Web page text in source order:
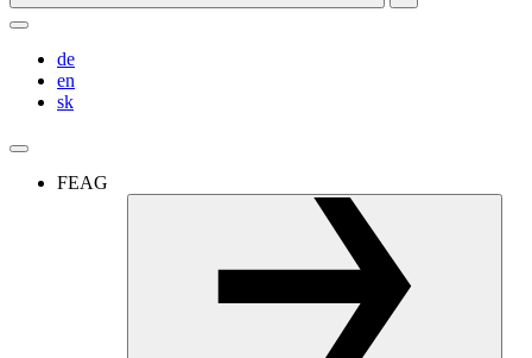
de
en
sk
FEAG